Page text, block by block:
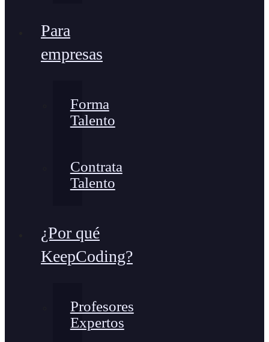
Para
empresas
Forma
Talento
Contrata
Talento
¿Por qué
KeepCoding?
Profesores
Expertos